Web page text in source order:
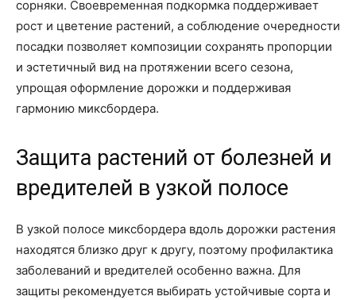
сорняки. Своевременная подкормка поддерживает
рост и цветение растений, а соблюдение очередности
посадки позволяет композиции сохранять пропорции
и эстетичный вид на протяжении всего сезона,
упрощая оформление дорожки и поддерживая
гармонию миксбордера.
Защита растений от болезней и
вредителей в узкой полосе
В узкой полосе миксбордера вдоль дорожки растения
находятся близко друг к другу, поэтому профилактика
заболеваний и вредителей особенно важна. Для
защиты рекомендуется выбирать устойчивые сорта и